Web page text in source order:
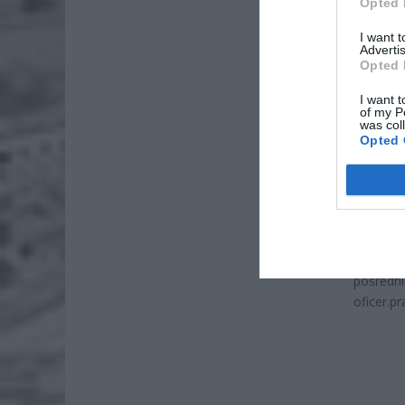
I want
Opted
I want
of my
was
Opted
52-18,